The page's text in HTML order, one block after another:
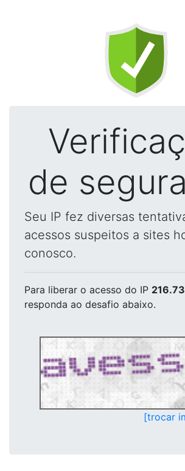
de
Seu IP fez diversas
acessos suspeitos a sites
conosco.
Para liberar o acesso do IP
responda ao desafio abaixo.
[trocar